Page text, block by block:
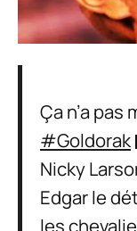
Ça n’a pas
#Goldorak
Nicky
Edgar le